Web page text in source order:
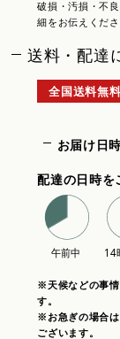
破損・汚損・不
細をお伝えくださ
送料・配達
全国送料無料
お届け日
配達の日時を
※天候などの事情
す。
※お急ぎの場合
ございます。